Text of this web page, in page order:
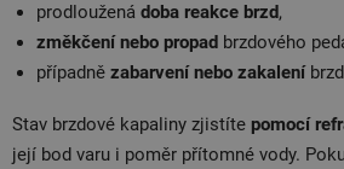
prodloužená doba reakce brzd,
změkčení nebo propad brzdového
případně zabarvení nebo zakalení
Stav brzdové kapaliny zjistíte pomocí
její bod varu i poměr přítomné vody.